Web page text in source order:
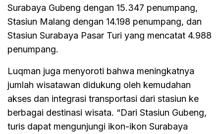
Surabaya Gubeng dengan 15.347 penumpang,
Stasiun Malang dengan 14.198 penumpang, dan
Stasiun Surabaya Pasar Turi yang mencatat 4.988
penumpang.
Luqman juga menyoroti bahwa meningkatnya
jumlah wisatawan didukung oleh kemudahan
akses dan integrasi transportasi dari stasiun ke
berbagai destinasi wisata. “Dari Stasiun Gubeng,
turis dapat mengunjungi ikon-ikon Surabaya